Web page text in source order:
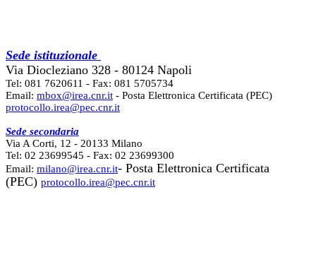
Sede istituzionale
Via Diocleziano 328 - 80124 Napoli
Tel: 081 7620611 - Fax: 081 5705734
Email: mbox@irea.cnr.it - Posta Elettronica Certificata (PEC)
protocollo.irea@pec.cnr.it
Sede secondaria
Via A Corti, 12 - 20133 Milano
Tel: 02 23699545 - Fax: 02 23699300
Email: milano@irea.cnr.it- Posta Elettronica Certificata
(PEC) protocollo.irea@pec.cnr.it